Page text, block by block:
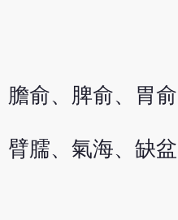
俞、脾俞、胃
臑、氣海、缺盆